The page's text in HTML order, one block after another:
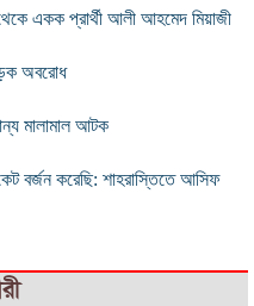
থেকে একক প্রার্থী আলী আহমেদ মিয়াজী
অবরোধ
মালামাল আটক
বর্জন করেছি: শাহরাস্তিতে আসিফ